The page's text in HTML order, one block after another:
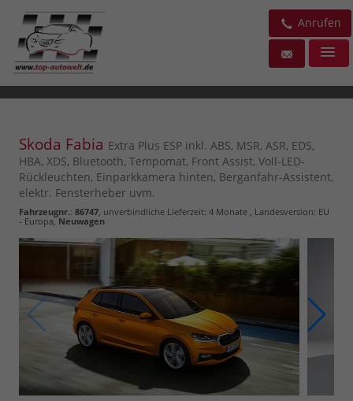
Anrufen
Skoda Fabia Extra Plus ESP inkl. ABS, MSR, ASR, EDS,
HBA, XDS, Bluetooth, Tempomat, Front Assist, Voll-LED-
Rückleuchten, Einparkkamera hinten, Berganfahr-Assistent,
elektr. Fensterheber uvm.
Fahrzeugnr.: 86747 , unverbindliche Lieferzeit: 4 Monate , Landesversion: EU
- Europa,Neuwagen